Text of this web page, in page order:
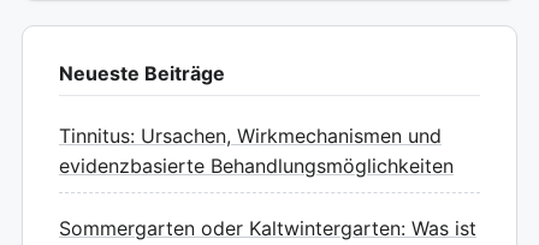
Neueste Beiträge
Tinnitus: Ursachen, Wirkmechanismen und
evidenzbasierte Behandlungsmöglichkeiten
Sommergarten oder Kaltwintergarten: Was ist